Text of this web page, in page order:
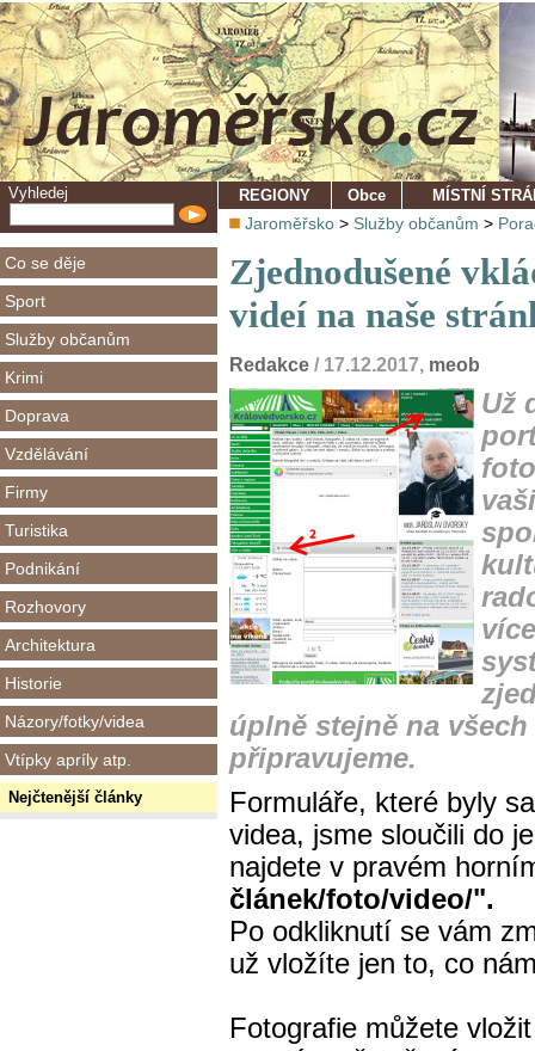
Vyhledej
Co se děje
Sport
Služby občanům
Krimi
Doprava
Vzdělávání
Firmy
Turistika
Podnikání
Rozhovory
Architektura
Historie
Názory/fotky/videa
Vtípky apríly atp.
Nejčtenější články
REGIONY Obce MÍSTNÍ
Jaroměřsko > Služby občanům >
Zjednodušené
videí na naše
Redakce / 17.12.2017, meob
Už
úplně stejně na
připravujeme.
Formuláře, které byly
videa, jsme sloučili do
najdete v pravém
článek/foto/video/".
Po odkliknutí se vám
už vložíte jen to, co
Fotografie můžete vložit